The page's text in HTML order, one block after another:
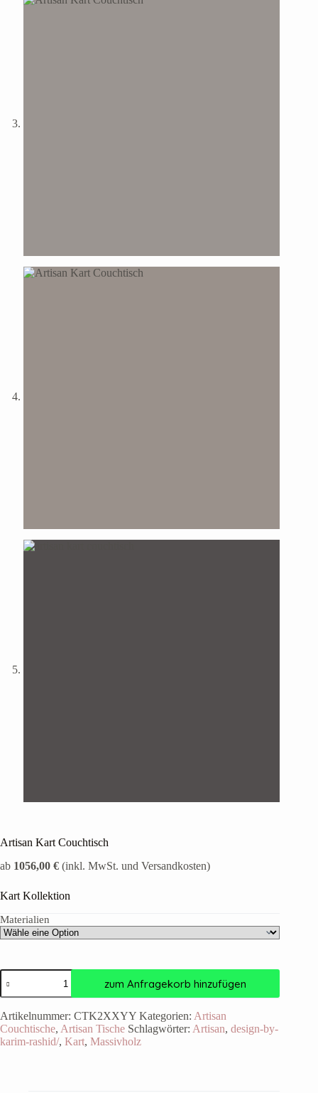
Artisan Kart Couchtisch
ab 1056,00 € (inkl. MwSt. und Versandkosten)
Kart Kollektion
Materialien
zum Anfragekorb hinzufügen
Artikelnummer: CTK2XXYY Kategorien: Artisan
Couchtische, Artisan Tische Schlagwörter: Artisan, design-by-
karim-rashid/, Kart, Massivholz